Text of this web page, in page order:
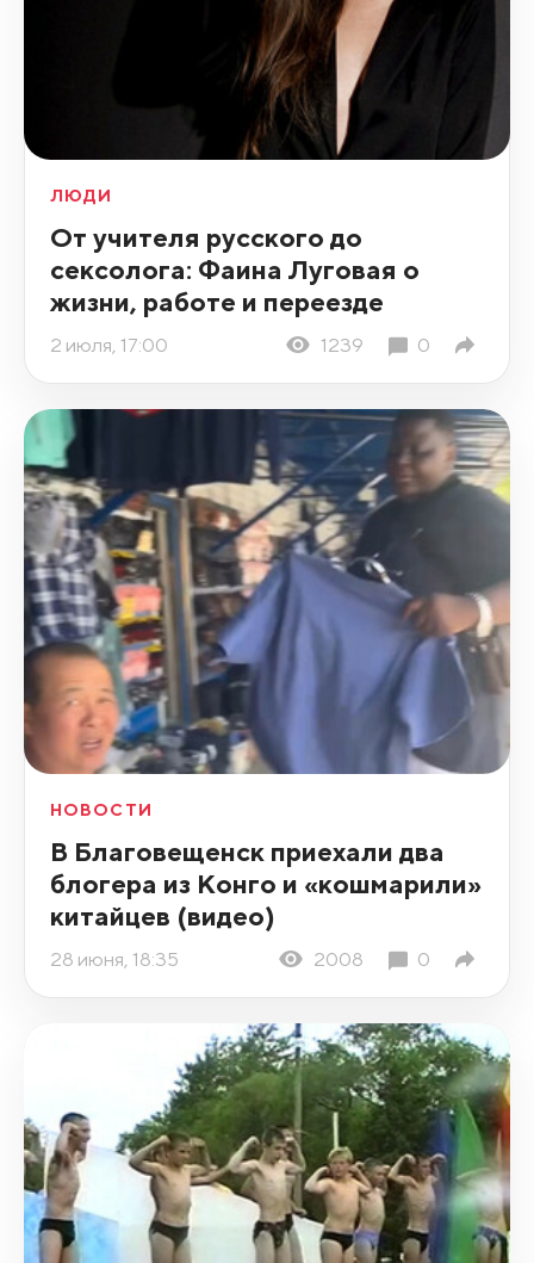
ЛЮДИ
От учителя русского до
сексолога: Фаина Луговая о
жизни, работе и переезде
2 июля, 17:00 1239 0
НОВОСТИ
В Благовещенск приехали два
блогера из Конго и «кошмарили»
китайцев (видео)
28 июня, 18:35 2008 0